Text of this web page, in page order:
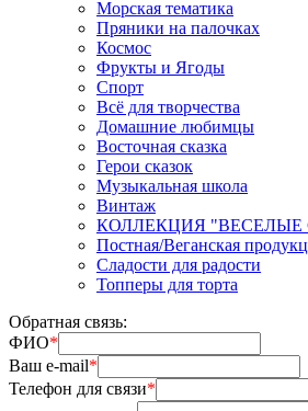
Морская тематика
Пряники на палочках
Космос
Фрукты и Ягоды
Спорт
Всё для творчества
Домашние любимцы
Восточная сказка
Герои сказок
Музыкальная школа
Винтаж
КОЛЛЕКЦИЯ
Постная/Веганская
Сладости для радости
Топперы для торта
Обратная связь:
ФИО*
Ваш e-mail*
Телефон для связи*